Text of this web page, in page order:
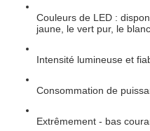
Couleurs de LED :
jaune, le vert pur, le
Intensité lumineuse et
Consommation de
Extrêmement - bas